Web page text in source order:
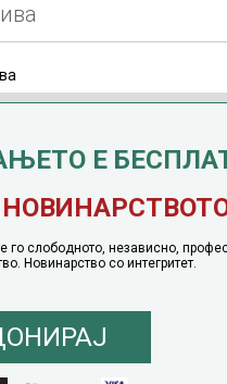
1991 година
Сакам Да Кажам. Сите права
Е
го слободното, независно,
Новинарство со интегритет.